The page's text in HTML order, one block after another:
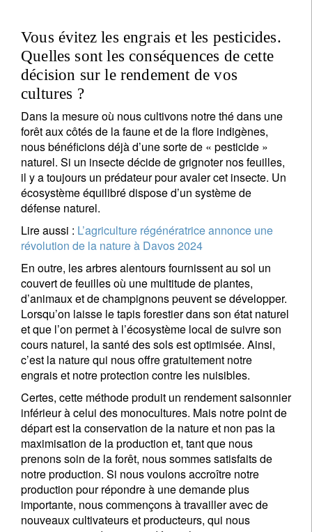
Vous évitez les engrais et les pesticides.
Quelles sont les conséquences de cette
décision sur le rendement de vos
cultures ?
Dans la mesure où nous cultivons notre thé dans une
forêt aux côtés de la faune et de la flore indigènes,
nous bénéficions déjà d’une sorte de « pesticide »
naturel. Si un insecte décide de grignoter nos feuilles,
il y a toujours un prédateur pour avaler cet insecte. Un
écosystème équilibré dispose d’un système de
défense naturel.
Lire aussi : L’agriculture régénératrice annonce une
révolution de la nature à Davos 2024
En outre, les arbres alentours fournissent au sol un
couvert de feuilles où une multitude de plantes,
d’animaux et de champignons peuvent se développer.
Lorsqu’on laisse le tapis forestier dans son état naturel
et que l’on permet à l’écosystème local de suivre son
cours naturel, la santé des sols est optimisée. Ainsi,
c’est la nature qui nous offre gratuitement notre
engrais et notre protection contre les nuisibles.
Certes, cette méthode produit un rendement saisonnier
inférieur à celui des monocultures. Mais notre point de
départ est la conservation de la nature et non pas la
maximisation de la production et, tant que nous
prenons soin de la forêt, nous sommes satisfaits de
notre production. Si nous voulons accroître notre
production pour répondre à une demande plus
importante, nous commençons à travailler avec de
nouveaux cultivateurs et producteurs, qui nous